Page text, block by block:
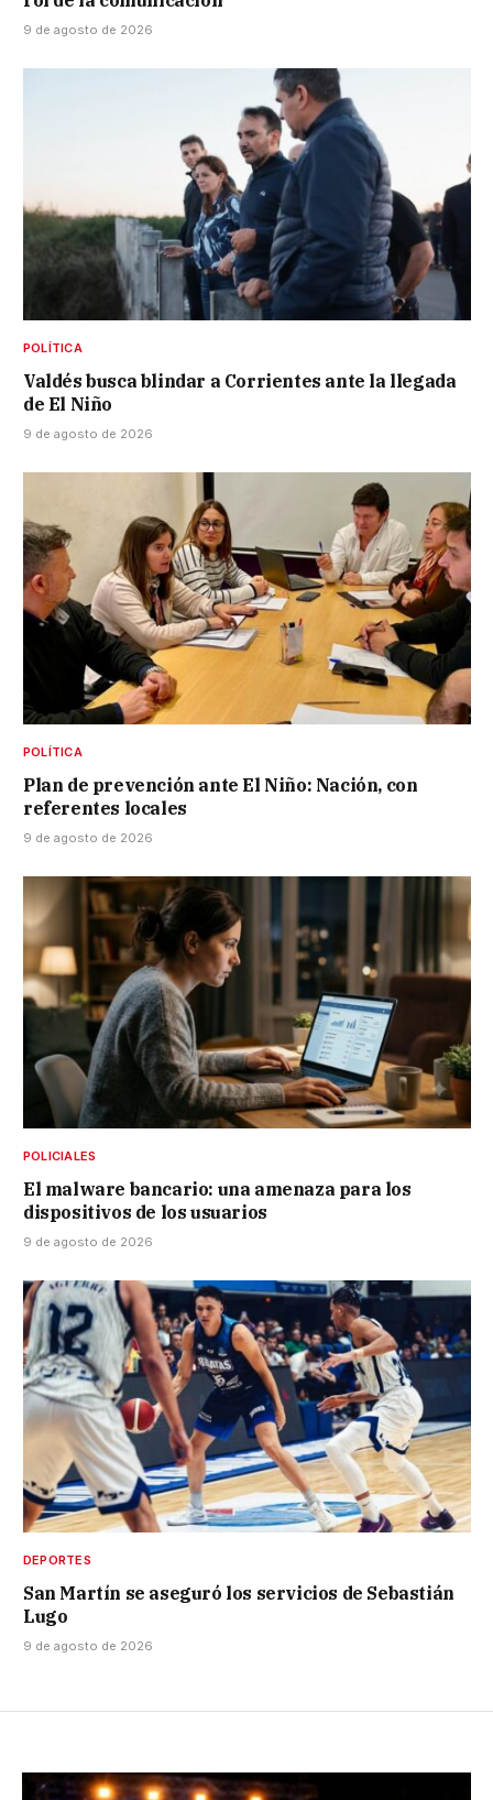
9 de agosto de 2026
POLÍTICA
Valdés busca blindar a Corrientes ante la llegada
de El Niño
9 de agosto de 2026
POLÍTICA
Plan de prevención ante El Niño: Nación, con
referentes locales
9 de agosto de 2026
POLICIALES
El malware bancario: una amenaza para los
dispositivos de los usuarios
9 de agosto de 2026
DEPORTES
San Martín se aseguró los servicios de Sebastián
Lugo
9 de agosto de 2026